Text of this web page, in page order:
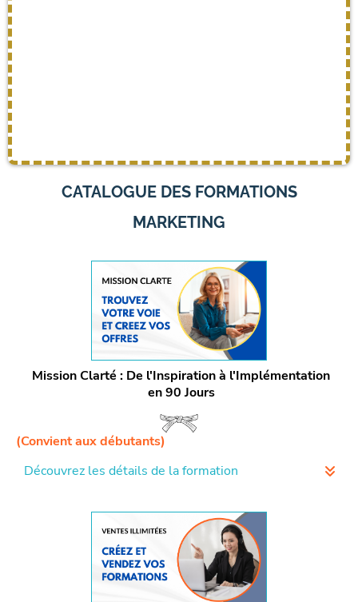
CATALOGUE DES FORMATIONS
MARKETING
Mission Clarté : De l'Inspiration à l'Implémentation
en 90 Jours
(Convient aux débutants)
Découvrez les détails de la formation
votre passion avec votre mission.
Élaborez des Offres Puissantes :Passez de la
découverte à la création, en développant un catalogue
d'offres qui captivent et convertissent votre clientèle